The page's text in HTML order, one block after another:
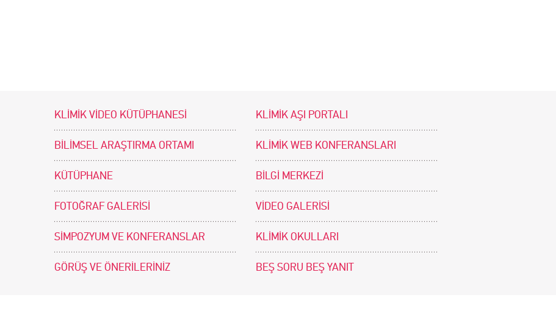
KLİMİK VİDEO KÜTÜPHANESİ KLİMİK AŞI PORTALI
BİLİMSEL ARAŞTIRMA ORTAMI KLİMİK WEB KONFERANSLARI
KÜTÜPHANE BİLGİ MERKEZİ
FOTOĞRAF GALERİSİ VİDEO GALERİSİ
SİMPOZYUM VE KONFERANSLAR KLİMİK OKULLARI
GÖRÜŞ VE ÖNERİLERİNİZ BEŞ SORU BEŞ YANIT